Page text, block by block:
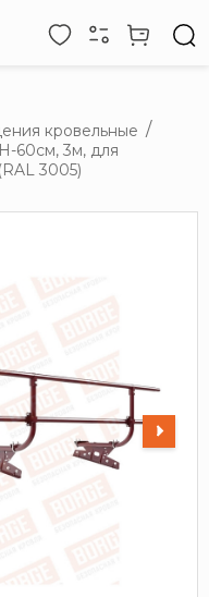
кровельные
60см, 3м, для
3005)